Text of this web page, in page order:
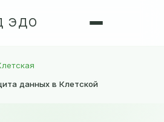
ЭДО
данных в Клетской